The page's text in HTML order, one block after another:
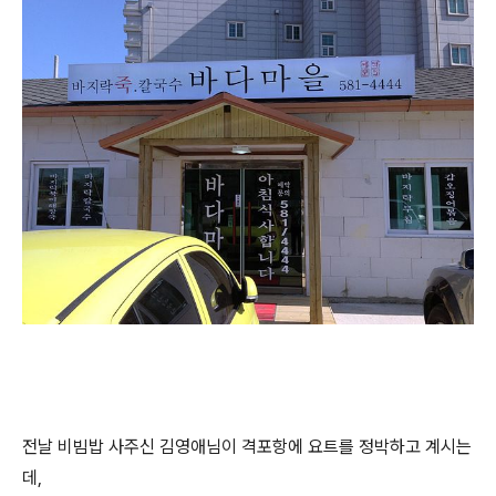
전날 비빔밥 사주신 김영애님이 격포항에 요트를 정박하고 계시는
데,